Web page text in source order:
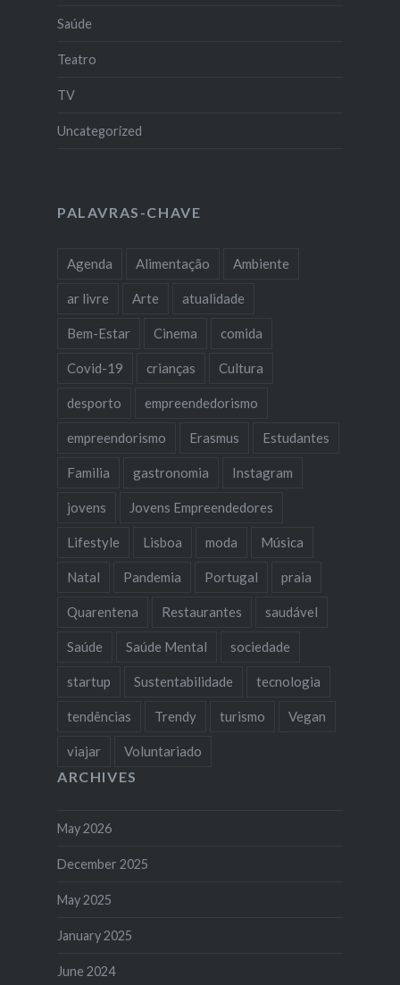
Saúde
Teatro
TV
Uncategorized
PALAVRAS-CHAVE
Agenda Alimentação Ambiente
ar livre Arte atualidade
Bem-Estar Cinema comida
Covid-19 crianças Cultura
desporto empreendedorismo
empreendorismo Erasmus Estudantes
Familia gastronomia Instagram
jovens Jovens Empreendedores
Lifestyle Lisboa moda Música
Natal Pandemia Portugal praia
Quarentena Restaurantes saudável
Saúde Saúde Mental sociedade
startup Sustentabilidade tecnologia
tendências Trendy turismo Vegan
viajar Voluntariado
ARCHIVES
May 2026
December 2025
May 2025
January 2025
June 2024